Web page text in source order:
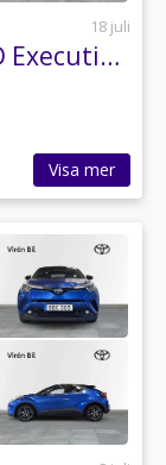
18 juli
Toyota RAV4 2,5 Hybrid AWD Executive (Vinterhjul)
Visa mer